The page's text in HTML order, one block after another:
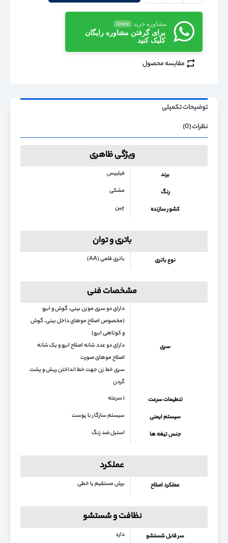
مشاوره خرید Online
برای گرفتن مشاوره رایگان
کلیک کنید
مقایسه محصول
توضیحات تکمیلی
نظرات (0)
ویژگی ظاهری
برند فیلیپس
رنگ مشکی
کشور سازنده چین
باتری و توان
نوع باتری باتری قلمی (AA)
مشخصات فنی
سری
دارای دو سری موزن بینی، گوش و ابرو
(مخصوص اصلاح موهای داخل بینی، گوش
و کوتاهی ابرو)
دارای دو عدد شانه‌ اصلاح ابرو و یک شانه
اصلاح موهای صورت
سری خط زن جهت خط انداختن ریش و پشت
گردن
تنطیمات سرعت
۱ سرعته
سیستم ایمنی سیستم سازگار با پوست
جنس تیغه ها استیل ضد زنگ
عملکرد
عملکرد اصلاح برش مستقیم یا خطی
نظافت و شستشو
سر قابل شستشو دارد